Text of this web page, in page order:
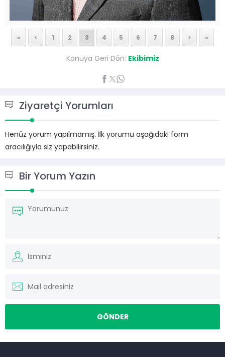
« < 1 2 3 4 5 6 7 8 > »
Konuya Geri Dön: Ekibimiz
Ziyaretçi Yorumları
Henüz yorum yapılmamış. İlk yorumu aşağıdaki form
aracılığıyla siz yapabilirsiniz.
Bir Yorum Yazın
Müşteri Temsilcisi